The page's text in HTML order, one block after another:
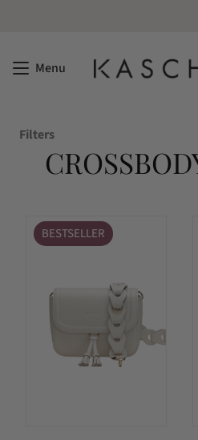
Menu
Filters
BESTSELLER